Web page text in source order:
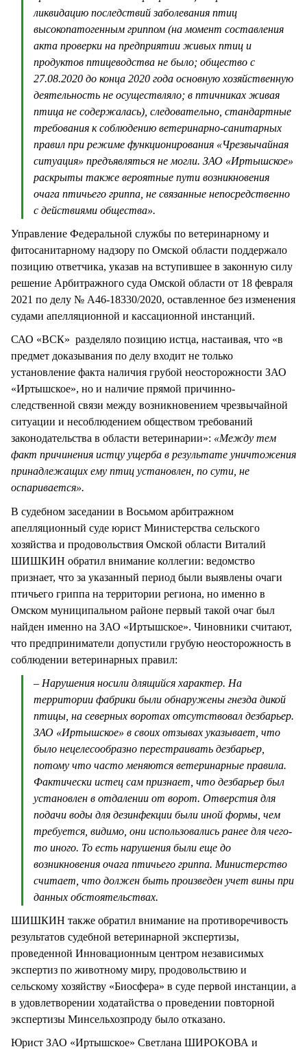
ликвидацию последствий заболевания птиц
высокопатогенным гриппом (на момент составления
акта проверки на предприятии живых птиц и
продуктов птицеводства не было; общество с
27.08.2020 до конца 2020 года основную хозяйственную
деятельность не осуществляло; в птичниках живая
птица не содержалась), следовательно, стандартные
требования к соблюдению ветеринарно-санитарных
правил при режиме функционирования «Чрезвычайная
ситуация» предъявляться не могли. ЗАО «Иртышское»
раскрыты также вероятные пути возникновения
очага птичьего гриппа, не связанные непосредственно
с действиями общества».
Управление Федеральной службы по ветеринарному и
фитосанитарному надзору по Омской области поддержало
позицию ответчика, указав на вступившее в законную силу
решение Арбитражного суда Омской области от 18 февраля
2021 по делу № А46-18330/2020, оставленное без изменения
судами апелляционной и кассационной инстанций.
САО «ВСК» разделяло позицию истца, настаивая, что «в
предмет доказывания по делу входит не только
установление факта наличия грубой неосторожности ЗАО
«Иртышское», но и наличие прямой причинно-
следственной связи между возникновением чрезвычайной
ситуации и несоблюдением обществом требований
законодательства в области ветеринарии»: «Между тем
факт причинения истцу ущерба в результате уничтожения
принадлежащих ему птиц установлен, по сути, не
оспаривается».
В судебном заседании в Восьмом арбитражном
апелляционный суде юрист Министерства сельского
хозяйства и продовольствия Омской области Виталий
ШИШКИН обратил внимание коллегии: ведомство
признает, что за указанный период были выявлены очаги
птичьего гриппа на территории региона, но именно в
Омском муниципальном районе первый такой очаг был
найден именно на ЗАО «Иртышское». Чиновники считают,
что предприниматели допустили грубую неосторожность в
соблюдении ветеринарных правил:
– Нарушения носили длящийся характер. На
территории фабрики были обнаружены гнезда дикой
птицы, на северных воротах отсутствовал дезбарьер.
ЗАО «Иртышское» в своих отзывах указывает, что
было нецелесообразно перестраивать дезбарьер,
потому что часто меняются ветеринарные правила.
Фактически истец сам признает, что дезбарьер был
установлен в отдалении от ворот. Отверстия для
подачи воды для дезинфекции были иной формы, чем
требуется, видимо, они использовались ранее для чего-
то иного. То есть нарушения были еще до
возникновения очага птичьего гриппа. Министерство
считает, что должен быть произведен учет вины при
данных обстоятельствах.
ШИШКИН также обратил внимание на противоречивость
результатов судебной ветеринарной экспертизы,
проведенной Инновационным центром независимых
экспертиз по животному миру, продовольствию и
сельскому хозяйству «Биосфера» в суде первой инстанции, а
в удовлетворении ходатайства о проведении повторной
экспертизы Минсельхозпроду было отказано.
Юрист ЗАО «Иртышское» Светлана ШИРОКОВА и